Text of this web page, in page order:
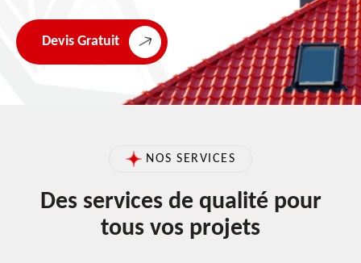
Devis Gratuit
NOS SERVICES
Des services de qualité pour
tous vos projets